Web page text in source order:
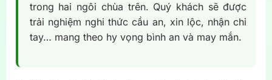
trong hai ngôi chùa trên. Quý khách sẽ được
trải nghiệm nghi thức cầu an, xin lộc, nhận chỉ
tay… mang theo hy vọng bình an và may mắn.